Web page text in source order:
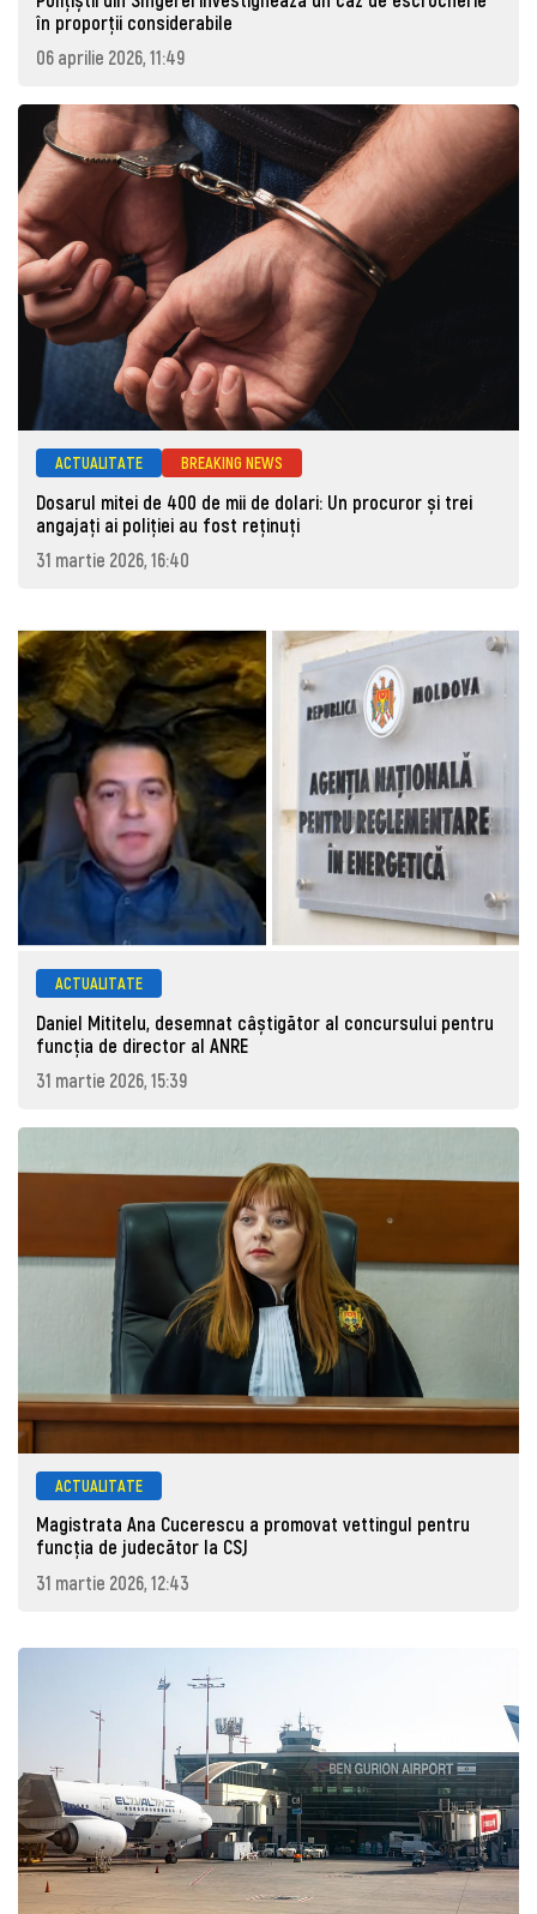
în proporții considerabile
06 aprilie 2026, 11:49
ACTUALITATE BREAKING NEWS
Dosarul mitei de 400 de mii de dolari: Un procuror și trei
angajați ai poliției au fost reținuți
31 martie 2026, 16:40
ACTUALITATE
Daniel Mititelu, desemnat câștigător al concursului pentru
funcția de director al ANRE
31 martie 2026, 15:39
ACTUALITATE
Magistrata Ana Cucerescu a promovat vettingul pentru
funcția de judecător la CSJ
31 martie 2026, 12:43